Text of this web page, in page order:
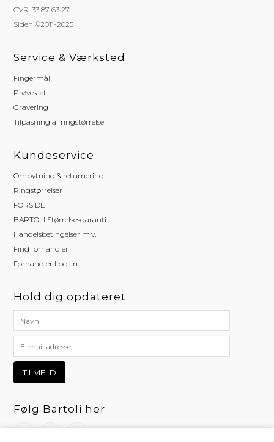
CVR: 33 87 63 27
Siden ©2011-2025
Service & Værksted
Fingermål
Prøvesæt
Gravering
Tilpasning af ringstørrelse
Kundeservice
Ombytning & returnering
Ringstørrelser
FORSIDE
BARTOLI Størrelsesgaranti
Handelsbetingelser m.v.
Find forhandler
Forhandler Log-in
Hold dig opdateret
Følg Bartoli her